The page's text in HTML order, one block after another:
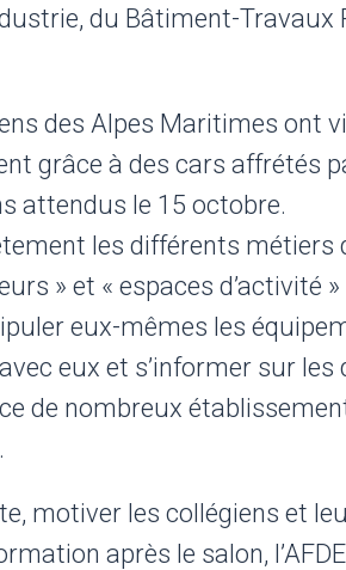
du Bâtiment-Travaux
des Alpes Maritimes ont
grâce à des cars affrétés
attendus le 15 octobre.
les différents métiers
» et « espaces d’activité
eux-mêmes les
eux et s’informer sur les
de nombreux
motiver les collégiens et
après le salon,